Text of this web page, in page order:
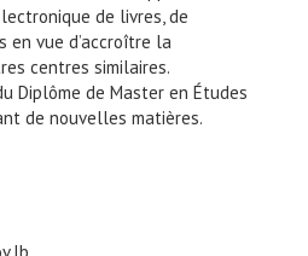
de livres, de
en vue d’accroître la
centres similaires.
Diplôme de Master en Études
de nouvelles matières.